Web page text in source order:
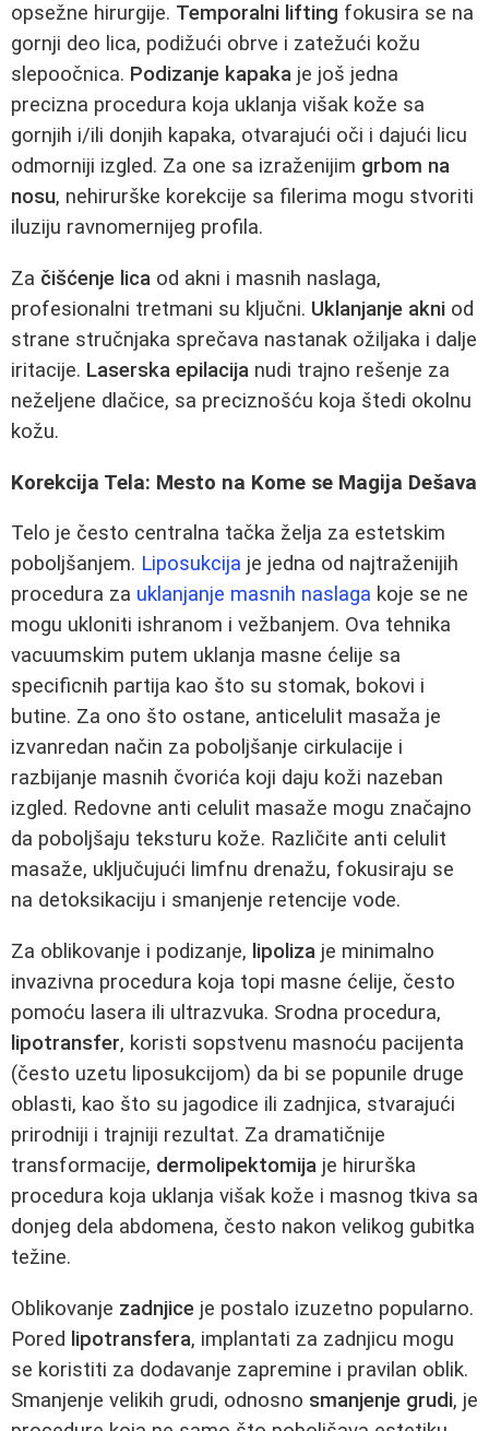
opsežne hirurgije. Temporalni lifting fokusira se na
gornji deo lica, podižući obrve i zatežući kožu
slepoočnica. Podizanje kapaka je još jedna
precizna procedura koja uklanja višak kože sa
gornjih i/ili donjih kapaka, otvarajući oči i dajući licu
odmorniji izgled. Za one sa izraženijim grbom na
nosu, nehirurške korekcije sa filerima mogu stvoriti
iluziju ravnomernijeg profila.
Za čišćenje lica od akni i masnih naslaga,
profesionalni tretmani su ključni. Uklanjanje akni od
strane stručnjaka sprečava nastanak ožiljaka i dalje
iritacije. Laserska epilacija nudi trajno rešenje za
neželjene dlačice, sa preciznošću koja štedi okolnu
kožu.
Korekcija Tela: Mesto na Kome se Magija Dešava
Telo je često centralna tačka želja za estetskim
poboljšanjem. Liposukcija je jedna od najtraženijih
procedura za uklanjanje masnih naslaga koje se ne
mogu ukloniti ishranom i vežbanjem. Ova tehnika
vacuumskim putem uklanja masne ćelije sa
specificnih partija kao što su stomak, bokovi i
butine. Za ono što ostane, anticelulit masaža je
izvanredan način za poboljšanje cirkulacije i
razbijanje masnih čvorića koji daju koži nazeban
izgled. Redovne anti celulit masaže mogu značajno
da poboljšaju teksturu kože. Različite anti celulit
masaže, uključujući limfnu drenažu, fokusiraju se
na detoksikaciju i smanjenje retencije vode.
Za oblikovanje i podizanje, lipoliza je minimalno
invazivna procedura koja topi masne ćelije, često
pomoću lasera ili ultrazvuka. Srodna procedura,
lipotransfer, koristi sopstvenu masnoću pacijenta
(često uzetu liposukcijom) da bi se popunile druge
oblasti, kao što su jagodice ili zadnjica, stvarajući
prirodniji i trajniji rezultat. Za dramatičnije
transformacije, dermolipektomija je hirurška
procedura koja uklanja višak kože i masnog tkiva sa
donjeg dela abdomena, često nakon velikog gubitka
težine.
Oblikovanje zadnjice je postalo izuzetno popularno.
Pored lipotransfera, implantati za zadnjicu mogu
se koristiti za dodavanje zapremine i pravilan oblik.
Smanjenje velikih grudi, odnosno smanjenje grudi, je